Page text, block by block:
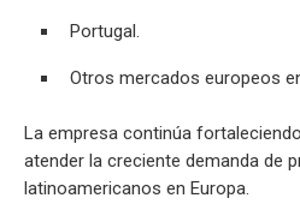
Portugal.
Otros mercados europeos
La empresa continúa
atender la creciente demanda de
latinoamericanos en Europa.